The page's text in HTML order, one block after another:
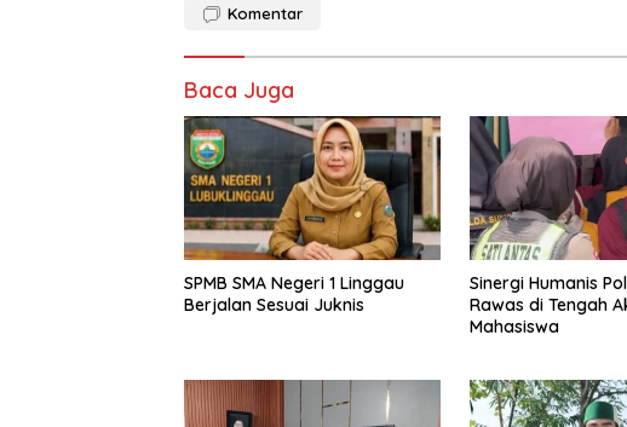
Komentar
Baca Juga
SPMB SMA Negeri 1 Linggau
Berjalan Sesuai Juknis
Sinergi Humanis
Rawas di Tengah
Mahasiswa